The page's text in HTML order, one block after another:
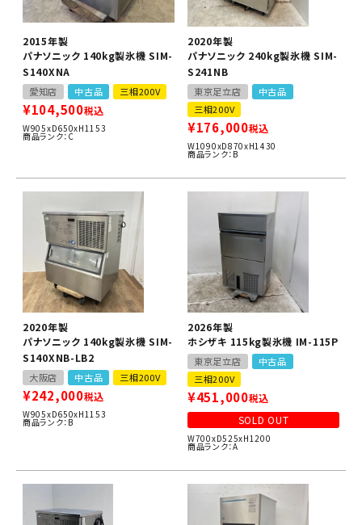
2015年製
パナソニック 140kg製氷機 SIM-
S140XNA
愛知店 中古品 三相200V
¥104,500税込
W905xD650xH1153
商品ランク：C
2020年製
パナソニック 240kg製氷機 SIM-
S241NB
東京足立店
中古品
三相200V
¥176,000税込
W1090xD870xH1430
商品ランク：B
2020年製
パナソニック 140kg製氷機 SIM-
S140XNB-LB2
大阪店 中古品 三相200V
¥242,000税込
W905xD650xH1153
商品ランク：B
2026年製
ホシザキ 115kg製氷機 IM-115P
東京足立店
中古品
三相200V
¥451,000税込
SOLD OUT
W700xD525xH1200
商品ランク：A